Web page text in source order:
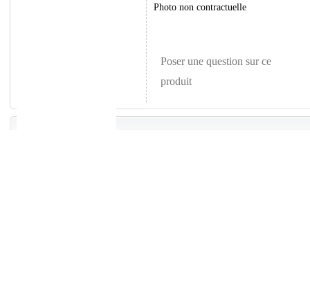
Photo non contractuelle
Poser une question sur ce
produit